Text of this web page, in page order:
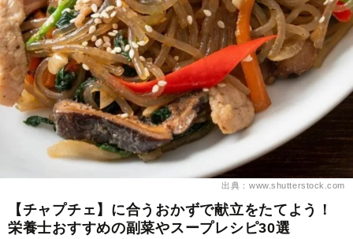
出典：www.shutterstock.com
【チャプチェ】に合うおかずで献立をたてよう！
栄養士おすすめの副菜やスープレシピ30選